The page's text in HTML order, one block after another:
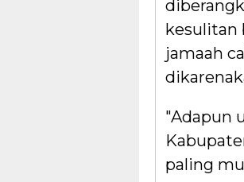
kesulitan
jamaah
"Adapun
paling